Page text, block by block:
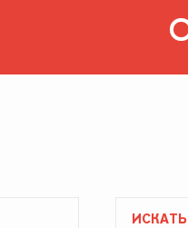
ИСКАТЬ